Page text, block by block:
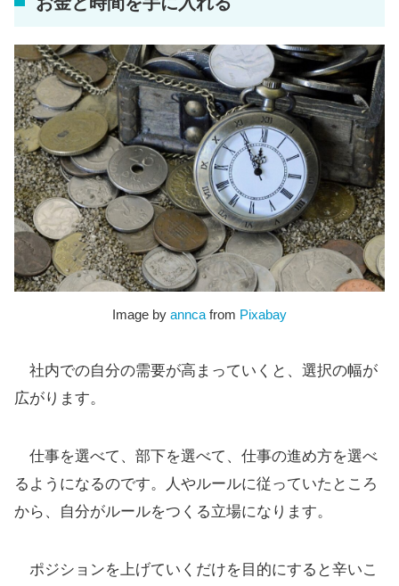
Image by annca from Pixabay
社内での自分の需要が高まっていくと、選択の幅が
広がります。
仕事を選べて、部下を選べて、仕事の進め方を選べ
るようになるのです。人やルールに従っていたところ
から、自分がルールをつくる立場になります。
ポジションを上げていくだけを目的にすると辛いこ